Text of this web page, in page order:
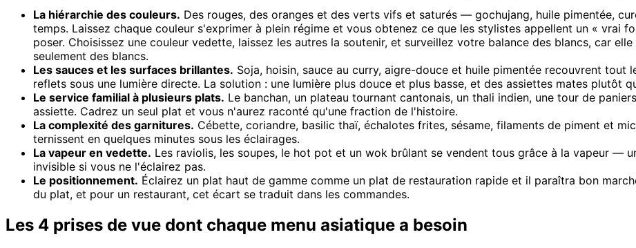
La hiérarchie des couleurs. Des rouges, des oranges et des verts vifs et saturés — gochujang, huile pimentée,
temps. Laissez chaque couleur s'exprimer à plein régime et vous obtenez ce que les stylistes appellent un « vrai
poser. Choisissez une couleur vedette, laissez les autres la soutenir, et surveillez votre balance des blancs, car
seulement des blancs.
Les sauces et les surfaces brillantes. Soja, hoisin, sauce au curry, aigre-douce et huile pimentée recouvrent
reflets sous une lumière directe. La solution : une lumière plus douce et plus basse, et des assiettes mates plutôt
Le service familial à plusieurs plats. Le banchan, un plateau tournant cantonais, un thali indien, une tour de
assiette. Cadrez un seul plat et vous n'aurez raconté qu'une fraction de l'histoire.
La complexité des garnitures. Cébette, coriandre, basilic thaï, échalotes frites, sésame, filaments de piment et
ternissent en quelques minutes sous les éclairages.
La vapeur en vedette. Les raviolis, les soupes, le hot pot et un wok brûlant se vendent tous grâce à la vapeur —
invisible si vous ne l'éclairez pas.
Le positionnement. Éclairez un plat haut de gamme comme un plat de restauration rapide et il paraîtra bon
du plat, et pour un restaurant, cet écart se traduit dans les commandes.
Les 4 prises de vue dont chaque menu asiatique a besoin